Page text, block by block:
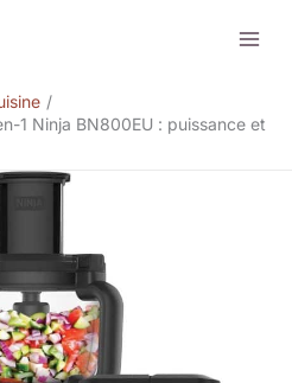
1 Ninja BN800EU : puissance et